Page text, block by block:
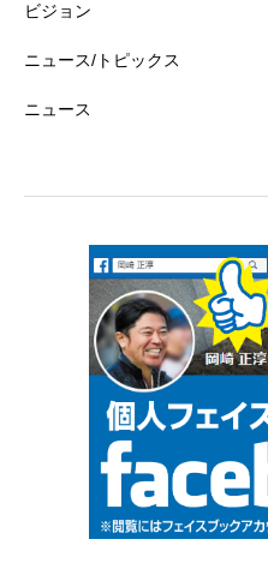
ビジョン
ニュース/トピックス
ニュース